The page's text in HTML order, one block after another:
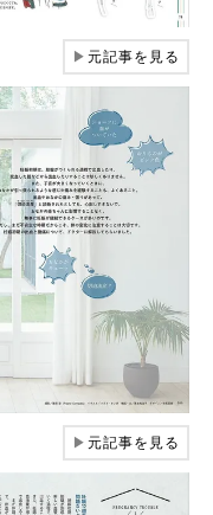
▶元記事を見る
▶元記事を見る